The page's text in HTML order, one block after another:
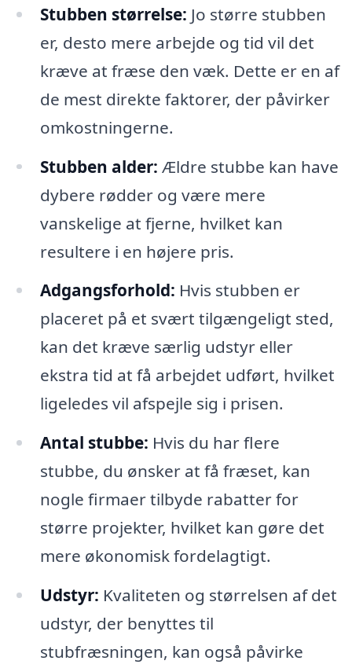
Stubben størrelse: Jo større stubben
er, desto mere arbejde og tid vil det
kræve at fræse den væk. Dette er en af
de mest direkte faktorer, der påvirker
omkostningerne.
Stubben alder: Ældre stubbe kan have
dybere rødder og være mere
vanskelige at fjerne, hvilket kan
resultere i en højere pris.
Adgangsforhold: Hvis stubben er
placeret på et svært tilgængeligt sted,
kan det kræve særlig udstyr eller
ekstra tid at få arbejdet udført, hvilket
ligeledes vil afspejle sig i prisen.
Antal stubbe: Hvis du har flere
stubbe, du ønsker at få fræset, kan
nogle firmaer tilbyde rabatter for
større projekter, hvilket kan gøre det
mere økonomisk fordelagtigt.
Udstyr: Kvaliteten og størrelsen af det
udstyr, der benyttes til
stubfræsningen, kan også påvirke